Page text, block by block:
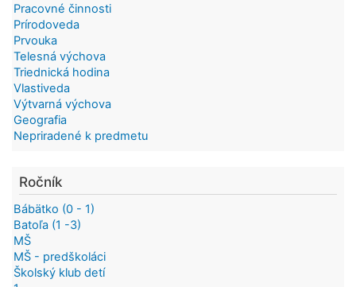
Pracovné činnosti
Prírodoveda
Prvouka
Telesná výchova
Triednická hodina
Vlastiveda
Výtvarná výchova
Geografia
Nepriradené k predmetu
Ročník
Bábätko (0 - 1)
Batoľa (1 -3)
MŠ
MŠ - predškoláci
Školský klub detí